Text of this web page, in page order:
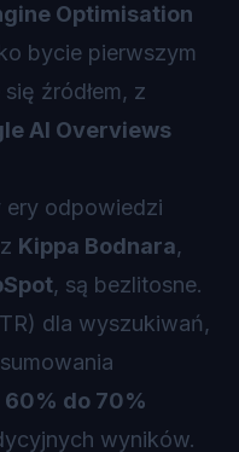
Optimisation
bycie pierwszym
źródłem, z
AI Overviews
ery odpowiedzi
Kippa Bodnara,
, są bezlitosne.
dla wyszukiwań,
60% do 70%
wyników.